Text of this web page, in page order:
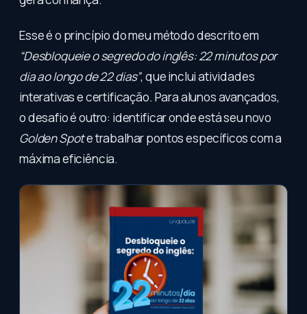
Esse é o princípio do meu método descrito em
“Desbloqueie o segredo do inglês: 22 minutos por
dia ao longo de 22 dias”, que inclui atividades
interativas e certificação. Para alunos avançados,
o desafio é outro: identificar onde está seu novo
Golden Spote trabalhar pontos específicos com a
máxima eficiência.